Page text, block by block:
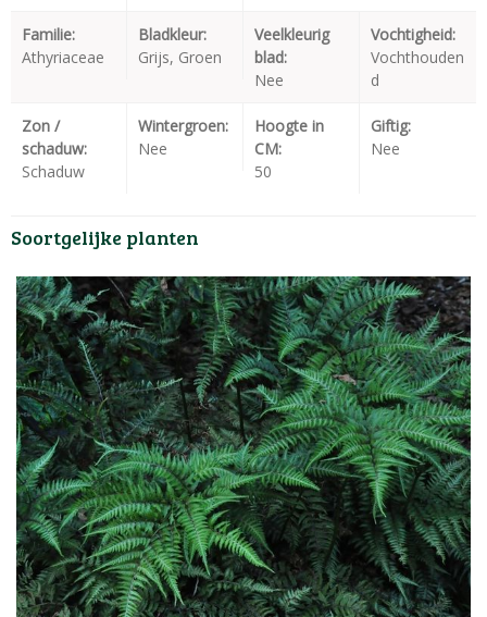
Familie:
Athyriaceae
Bladkleur:
Grijs, Groen
Veelkleurig
blad:
Nee
Vochtigheid:
Vochthouden
d
Zon /
schaduw:
Schaduw
Wintergroen:
Nee
Hoogte in
CM:
50
Giftig:
Nee
Soortgelijke planten